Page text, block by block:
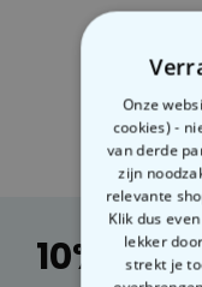
10%
Onze
cookies) -
van derde
zijn
relevante
Klik dus
lekker
strekt je